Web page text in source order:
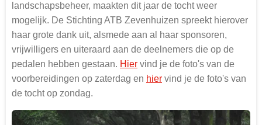
landschapsbeheer, maakten dit jaar de tocht weer
mogelijk. De Stichting ATB Zevenhuizen spreekt hierover
haar grote dank uit, alsmede aan al haar sponsoren,
vrijwilligers en uiteraard aan de deelnemers die op de
pedalen hebben gestaan. Hier vind je de foto's van de
voorbereidingen op zaterdag en hier vind je de foto's van
de tocht op zondag.